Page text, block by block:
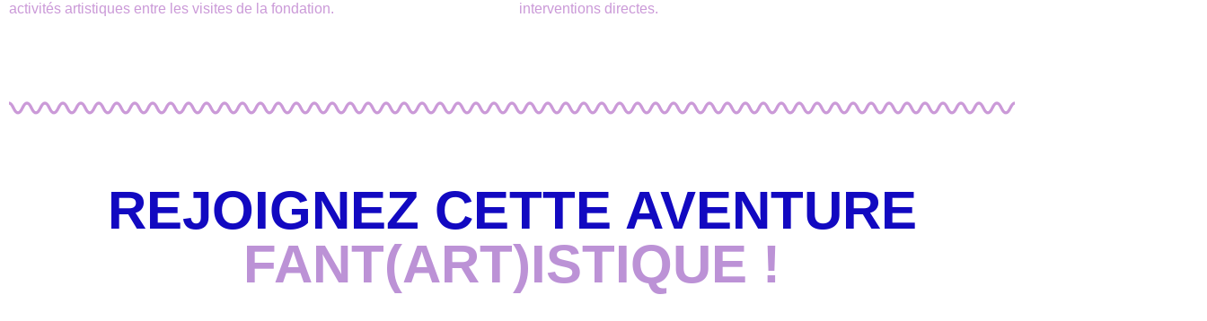
activités artistiques entre les visites de la fondation.
interventions directes.
REJOIGNEZ CETTE AVENTURE
FANT(ART)ISTIQUE !